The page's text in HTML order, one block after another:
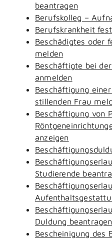
beantragen
Berufskolleg –
Berufskrankheit
Beschädigtes oder
melden
Beschäftigte bei
anmelden
Beschäftigung
stillenden Frau
Beschäftigung von
anzeigen
Studierende
Duldung beantragen
Bescheinigung des